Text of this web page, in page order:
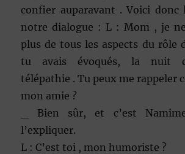
confier auparavant . Voici donc
notre dialogue : L : Mom , je
plus de tous les aspects du rôle
tu avais évoqués, la nuit
télépathie . Tu peux me rappeler
mon amie ?
_ Bien sûr, et c’est
l’expliquer.
L : C’est toi , mon humoriste ?